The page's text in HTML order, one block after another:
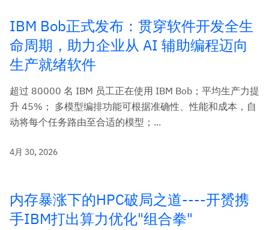
IBM Bob正式发布：贯穿软件开发全生
命周期，助力企业从 AI 辅助编程迈向
生产就绪软件
超过 80000 名 IBM 员工正在使用 IBM Bob；平均生产力提
升 45%； 多模型编排功能可根据准确性、性能和成本，自
动将每个任务路由至合适的模型；...
4月 30, 2026
内存暴涨下的HPC破局之道----开赟携
手IBM打出算力优化"组合拳"